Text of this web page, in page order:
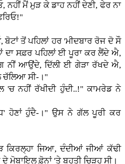
ਨਹੀਂ ਮੈਂ ਮੁੜ ਕੇ ਡਾਹ ਨਹੀਂ ਦੇਣੀ, ਫੇਰ ਨਾ
ਤੋਂ ਪਹਿਲਾਂ ਹਰ 'ਮੀਦਬਾਰ ਰੋਜ ਦੋ ਸੌ
ਦਾ ਸਫ਼ਰ ਪਹਿਲਾਂ ਈ ਪੂਰਾ ਕਰ ਲੈਂਦੇ ਐ,
ਨੀਂ ਆਉਂਦੇ, ਦਿੱਲੀ ਈ ਗੇੜਾ ਰੱਖਦੇ ਐ,
ਚੱਲਿਆ ਸੀ-।"
ਨਹੀਂ ਰੱਖੀਦੀ ਹੁੰਦੀ..!" ਕਾਮਰੇਡ ਨੇ
ਹੋਣਾਂ ਹੁੰਦੈ-।" ਉਸ ਨੇ ਗੱਲ ਪੂਰੀ ਕਰ
ਕਿਰਲ੍ਹਾ ਜਿਆ, ਦੰਦੀਆਂ ਜੀਆਂ ਕੱਢੀ
ਮੋਬਾਇਲ ਫ਼ੋਨਾਂ 'ਤੇ ਬਹੁਤੀ ਚਿੜ੍ਹ ਸੀ।